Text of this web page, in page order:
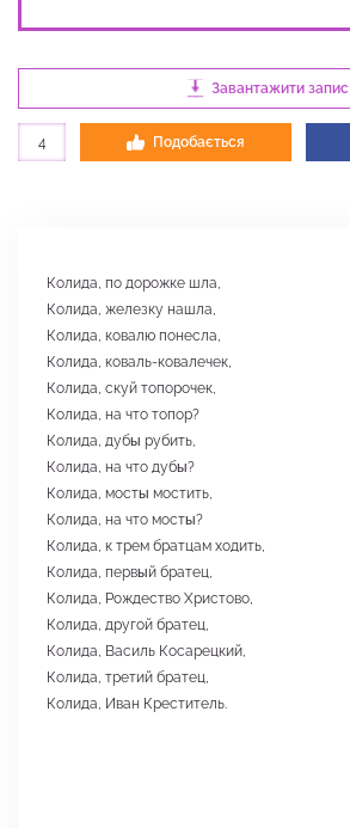
Завантажити запис
4 Подобається
Колида, по дорожке шла,
Колида, железку нашла,
Колида, ковалю понесла,
Колида, коваль-ковалечек,
Колида, скуй топорочек,
Колида, на что топор?
Колида, дубы рубить,
Колида, на что дубы?
Колида, мосты мостить,
Колида, на что мосты?
Колида, к трем братцам ходить,
Колида, первый братец,
Колида, Рождество Христово,
Колида, другой братец,
Колида, Василь Косарецкий,
Колида, третий братец,
Колида, Иван Креститель.